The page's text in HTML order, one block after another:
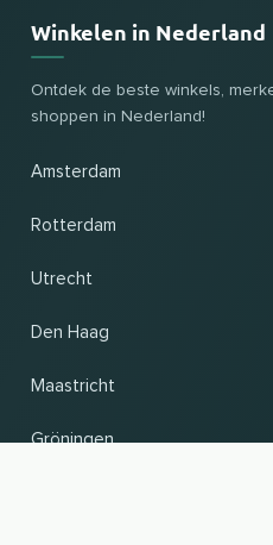
Winkelen in Nederland
Ontdek de beste winkels,
shoppen in Nederland!
Amsterdam
Rotterdam
Utrecht
Den Haag
Maastricht
Gröningen